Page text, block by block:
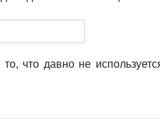
что давно не